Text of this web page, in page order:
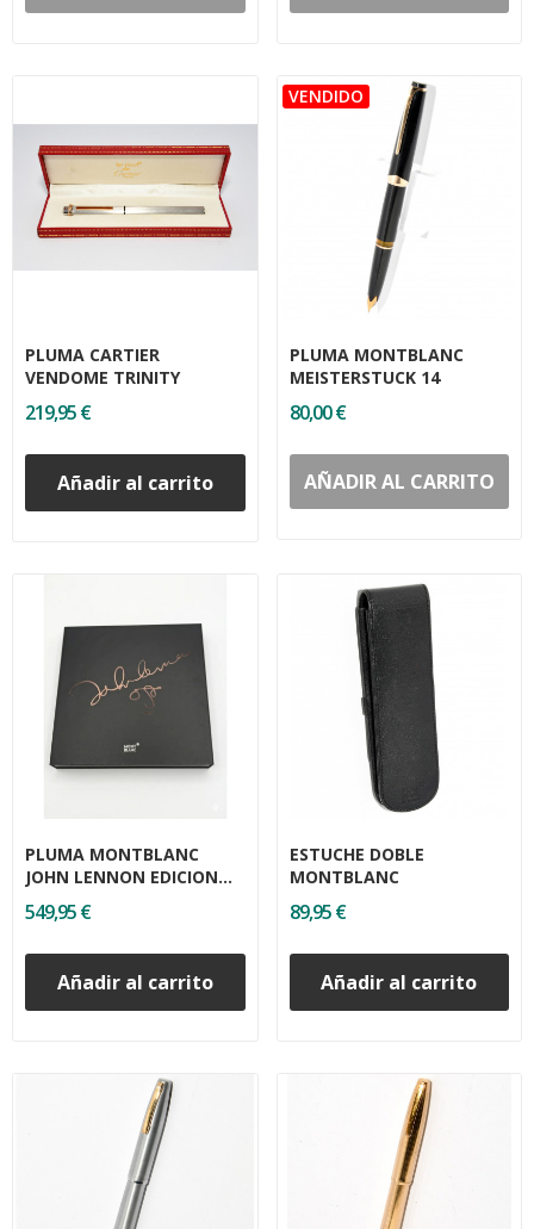
PLUMA CARTIER
VENDOME TRINITY
219,95 €
Añadir al carrito
PLUMA MONTBLANC
MEISTERSTUCK 14
80,00 €
AÑADIR AL CARRITO
PLUMA MONTBLANC
JOHN LENNON EDICION
549,95 €
Añadir al carrito
ESTUCHE DOBLE
MONTBLANC
89,95 €
Añadir al carrito